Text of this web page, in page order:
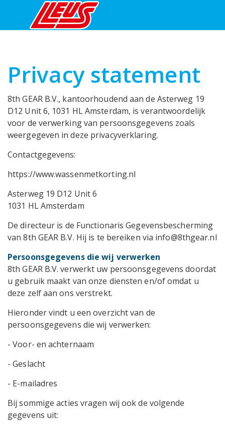
Privacy statement
8th GEAR B.V., kantoorhoudend aan de Asterweg 19
D12 Unit 6, 1031 HL Amsterdam, is verantwoordelijk
voor de verwerking van persoonsgegevens zoals
weergegeven in deze privacyverklaring.
Contactgegevens:
https://www.wassenmetkorting.nl
Asterweg 19 D12 Unit 6
1031 HL Amsterdam
De directeur is de Functionaris Gegevensbescherming
van 8th GEAR B.V. Hij is te bereiken via info@8thgear.nl
Persoonsgegevens die wij verwerken
8th GEAR B.V. verwerkt uw persoonsgegevens doordat
u gebruik maakt van onze diensten en/of omdat u
deze zelf aan ons verstrekt.
Hieronder vindt u een overzicht van de
persoonsgegevens die wij verwerken:
- Voor- en achternaam
- Geslacht
- E-mailadres
Bij sommige acties vragen wij ook de volgende
gegevens uit: